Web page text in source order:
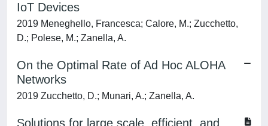
IoT Devices
2019 Meneghello, Francesca; Calore, M.; Zucchetto,
D.; Polese, M.; Zanella, A.
On the Optimal Rate of Ad Hoc ALOHA
Networks
2019 Zucchetto, D.; Munari, A.; Zanella, A.
Solutions for large scale, efficient, and